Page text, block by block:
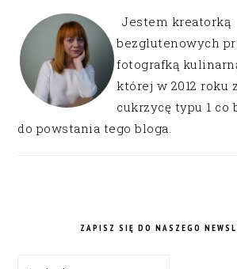
Jestem kreatorką
bezglutenowych
fotografką
której w 2012 roku
cukrzycę typu 1 co
do powstania tego bloga.
ZAPISZ SIĘ DO NASZEGO